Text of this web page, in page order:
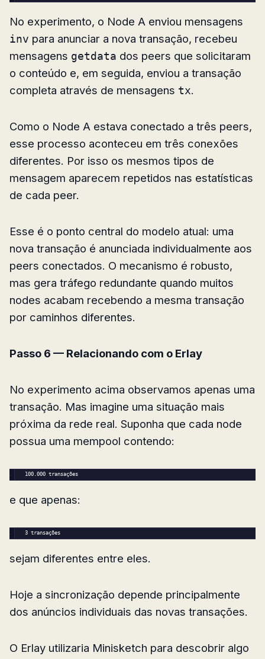
No experimento, o Node A enviou mensagens
inv para anunciar a nova transação, recebeu
mensagens getdata dos peers que solicitaram
o conteúdo e, em seguida, enviou a transação
completa através de mensagens tx.
Como o Node A estava conectado a três peers,
esse processo aconteceu em três conexões
diferentes. Por isso os mesmos tipos de
mensagem aparecem repetidos nas estatísticas
de cada peer.
Esse é o ponto central do modelo atual: uma
nova transação é anunciada individualmente aos
peers conectados. O mecanismo é robusto,
mas gera tráfego redundante quando muitos
nodes acabam recebendo a mesma transação
por caminhos diferentes.
Passo 6 — Relacionando com o Erlay
No experimento acima observamos apenas uma
transação. Mas imagine uma situação mais
próxima da rede real. Suponha que cada node
possua uma mempool contendo:
100. 000 transações
e que apenas:
3 transações
sejam diferentes entre eles.
Hoje a sincronização depende principalmente
dos anúncios individuais das novas transações.
O Erlay utilizaria Minisketch para descobrir algo